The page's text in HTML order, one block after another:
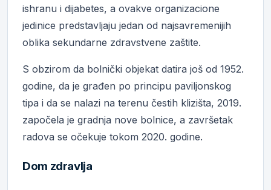
ishranu i dijabetes, a ovakve organizacione
jedinice predstavljaju jedan od najsavremenijih
oblika sekundarne zdravstvene zaštite.
S obzirom da bolnički objekat datira još od 1952.
godine, da je građen po principu paviljonskog
tipa i da se nalazi na terenu čestih klizišta, 2019.
započela je gradnja nove bolnice, a završetak
radova se očekuje tokom 2020. godine.
Dom zdravlja